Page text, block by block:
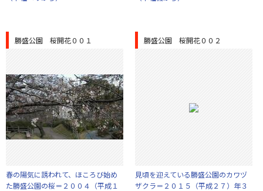
勝盛公園 桜開花００１
春の陽気に誘われて、ほころび始め
た勝盛公園の桜＝２００４（平成１
勝盛公園 桜開花００２
見頃を迎えている勝盛公園のカワヅ
ザクラ＝２０１５（平成２７）年３